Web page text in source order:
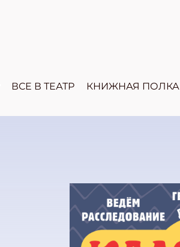
ВСЕ В ТЕАТР КНИЖНАЯ ПОЛКА